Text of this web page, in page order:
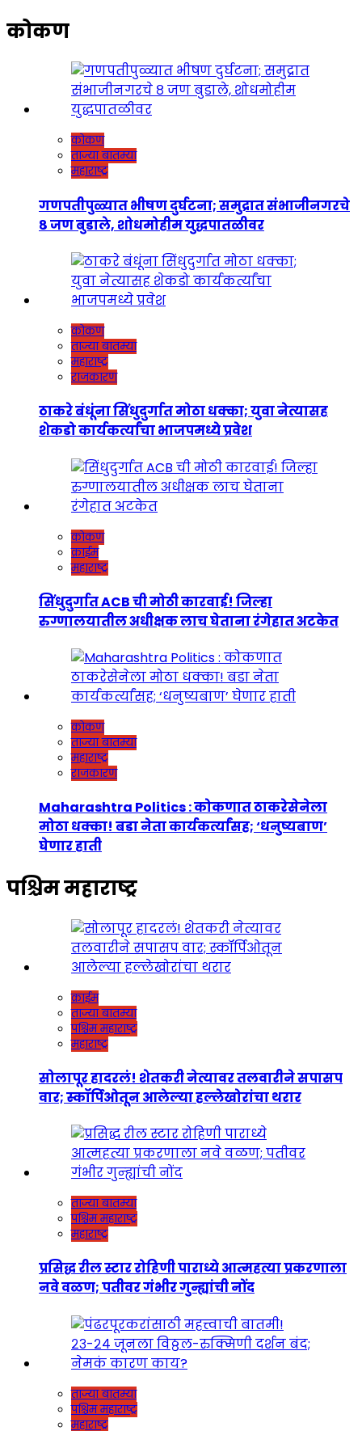
कोकण
कोकण
ताज्या बातम्या
महाराष्ट्र
गणपतीपुळ्यात भीषण दुर्घटना; समुद्रात संभाजीनगरचे
८ जण बुडाले, शोधमोहीम युद्धपातळीवर
कोकण
ताज्या बातम्या
महाराष्ट्र
राजकारण
ठाकरे बंधूंना सिंधुदुर्गात मोठा धक्का; युवा नेत्यासह
शेकडो कार्यकर्त्यांचा भाजपमध्ये प्रवेश
कोकण
क्राईम
महाराष्ट्र
सिंधुदुर्गात ACB ची मोठी कारवाई! जिल्हा
रुग्णालयातील अधीक्षक लाच घेताना रंगेहात अटकेत
कोकण
ताज्या बातम्या
महाराष्ट्र
राजकारण
Maharashtra Politics : कोकणात ठाकरेसेनेला
मोठा धक्का! बडा नेता कार्यकर्त्यांसह; ‘धनुष्यबाण’
घेणार हाती
पश्चिम महाराष्ट्र
क्राईम
ताज्या बातम्या
पश्चिम महाराष्ट्र
महाराष्ट्र
सोलापूर हादरलं! शेतकरी नेत्यावर तलवारीने सपासप
वार; स्कॉर्पिओतून आलेल्या हल्लेखोरांचा थरार
ताज्या बातम्या
पश्चिम महाराष्ट्र
महाराष्ट्र
प्रसिद्ध रील स्टार रोहिणी पाराध्ये आत्महत्या प्रकरणाला
नवे वळण; पतीवर गंभीर गुन्ह्यांची नोंद
ताज्या बातम्या
पश्चिम महाराष्ट्र
महाराष्ट्र